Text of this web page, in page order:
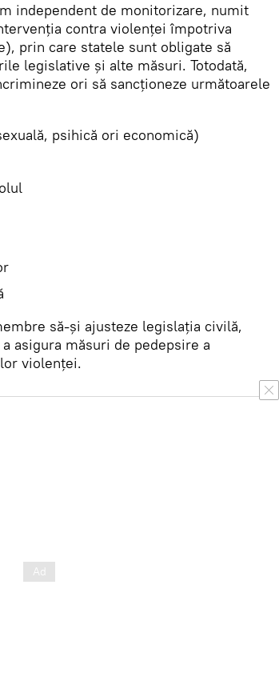
independent de monitorizare, numit
contra violenței împotriva
prin care statele sunt obligate să
legislative și alte măsuri. Totodată,
ori să sancționeze următoarele
psihică ori economică)
să-și ajusteze legislația civilă,
asigura măsuri de pedepsire a
violenței.